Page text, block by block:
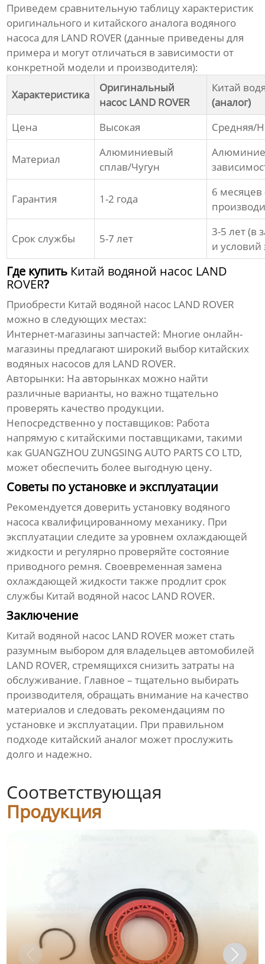
Приведем сравнительную таблицу характеристик
оригинального и китайского аналога водяного
насоса для LAND ROVER (данные приведены для
примера и могут отличаться в зависимости от
конкретной модели и производителя):
Характеристика
Оригинальный
насос LAND ROVER
Китай
(аналог)
Цена
Высокая Средняя/
Материал
Алюминиевый
сплав/Чугун
Гарантия 1-2 года
6 месяцев
Срок службы 5-7 лет
3-5 лет (в
и условий
Где купить Китай водяной насос LAND
ROVER?
Приобрести Китай водяной насос LAND ROVER
можно в следующих местах:
Интернет-магазины запчастей: Многие онлайн-
магазины предлагают широкий выбор китайских
водяных насосов для LAND ROVER.
Авторынки: На авторынках можно найти
различные варианты, но важно тщательно
проверять качество продукции.
Непосредственно у поставщиков: Работа
напрямую с китайскими поставщиками, такими
как GUANGZHOU ZUNGSING AUTO PARTS CO LTD,
может обеспечить более выгодную цену.
Советы по установке и эксплуатации
Рекомендуется доверить установку водяного
насоса квалифицированному механику. При
эксплуатации следите за уровнем охлаждающей
жидкости и регулярно проверяйте состояние
приводного ремня. Своевременная замена
охлаждающей жидкости также продлит срок
службы Китай водяной насос LAND ROVER.
Заключение
Китай водяной насос LAND ROVER может стать
разумным выбором для владельцев автомобилей
LAND ROVER, стремящихся снизить затраты на
обслуживание. Главное – тщательно выбирать
производителя, обращать внимание на качество
материалов и следовать рекомендациям по
установке и эксплуатации. При правильном
подходе китайский аналог может прослужить
долго и надежно.
Соответствующая
Продукция